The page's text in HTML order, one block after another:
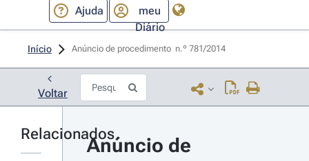
Ajuda
meu
Diário
Início Anúncio de procedimento  n.º 781/2014
Voltar
Relacionados
Anúncio de